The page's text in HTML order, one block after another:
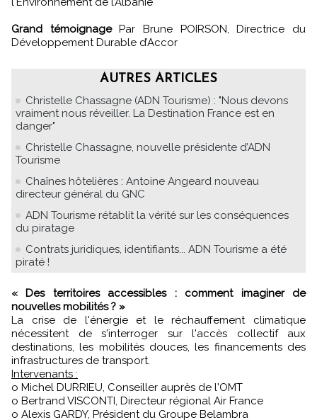
Grand témoignagePar Brune POIRSON, Directrice du
Développement Durable d’Accor
AUTRES ARTICLES
Christelle Chassagne (ADN Tourisme) : "Nous devons
vraiment nous réveiller. La Destination France est en
danger"
Christelle Chassagne, nouvelle présidente d’ADN
Tourisme
Chaînes hôtelières : Antoine Angeard nouveau
directeur général du GNC
ADN Tourisme rétablit la vérité sur les conséquences
du piratage
Contrats juridiques, identifiants... ADN Tourisme a été
piraté !
« Des territoires accessibles : comment imaginer de
nouvelles mobilités ? »
La crise de l'énergie et le réchauffement climatique
nécessitent de s'interroger sur l'accès collectif aux
destinations, les mobilités douces, les financements des
infrastructures de transport.
Intervenants :
o Michel DURRIEU, Conseiller auprès de l'OMT
o Bertrand VISCONTI, Directeur régional Air France
o Alexis GARDY, Président du Groupe Belambra